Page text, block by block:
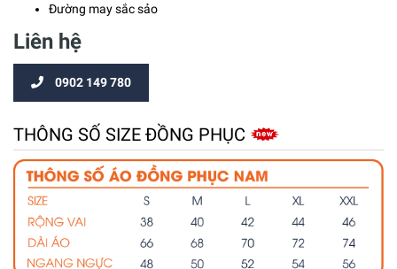
Đường may sắc sảo
Liên hệ
0902 149 780
THÔNG SỐ SIZE ĐỒNG PHỤC